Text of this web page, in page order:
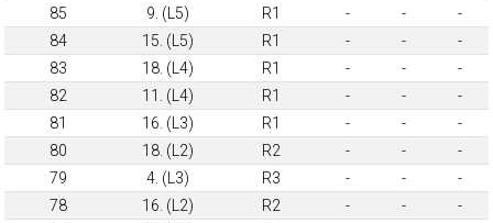
85
9. (L5) R1 - -
-
84
15. (L5) R1 - -
-
83
18. (L4) R1 - -
-
82
11. (L4) R1 - -
-
81
16. (L3) R1 - -
-
80
18. (L2) R2 - -
-
79
4. (L3) R3 - -
-
78
16. (L2) R2 - -
-